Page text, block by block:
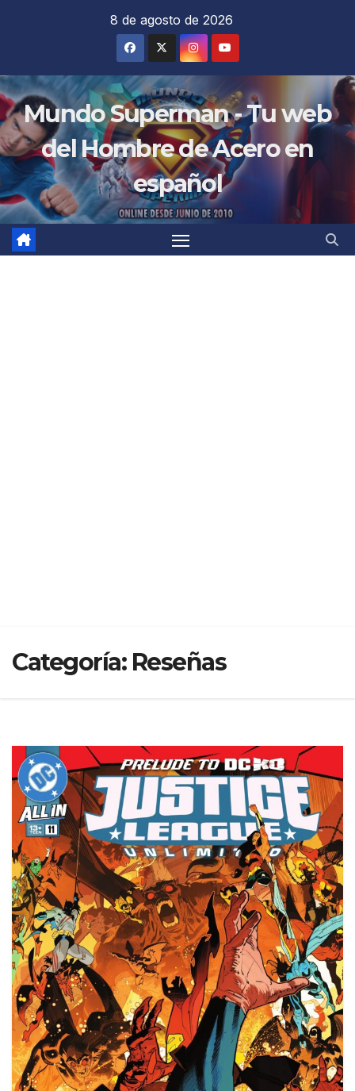
8 de agosto de 2026
Mundo Superman - Tu web
del Hombre de Acero en
español
Categoría: Reseñas